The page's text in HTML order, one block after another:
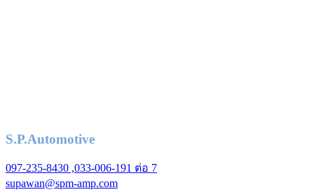
S.P.Automotive
097-235-8430 ,033-006-191 ต่อ 7
supawan@spm-amp.com